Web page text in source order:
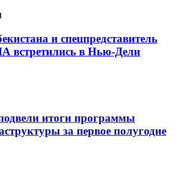
и спецпредставитель
встретились в Нью-Дели
итоги программы
за первое полугодие